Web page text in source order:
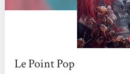
Le Point Pop